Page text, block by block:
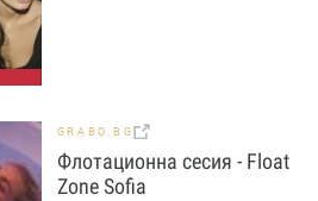
GRABO.BG
Флотационна сесия - Float
Zone Sofia